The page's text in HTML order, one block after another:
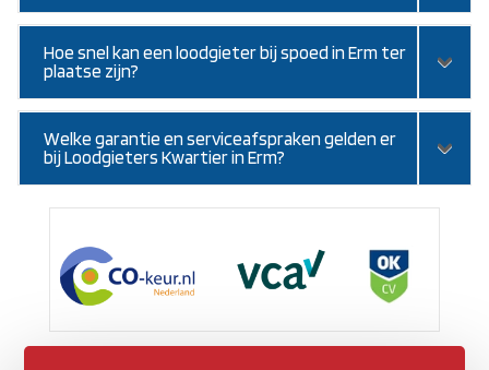
Hoe snel kan een loodgieter bij spoed in Erm ter
plaatse zijn?
Welke garantie en serviceafspraken gelden er
bij Loodgieters Kwartier in Erm?